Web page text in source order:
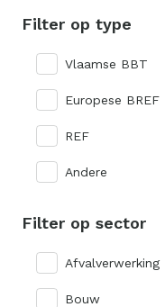
Filter op type
Vlaamse BBT
Europese BREF
REF
Andere
Filter op sector
Afvalverwerking
Bouw